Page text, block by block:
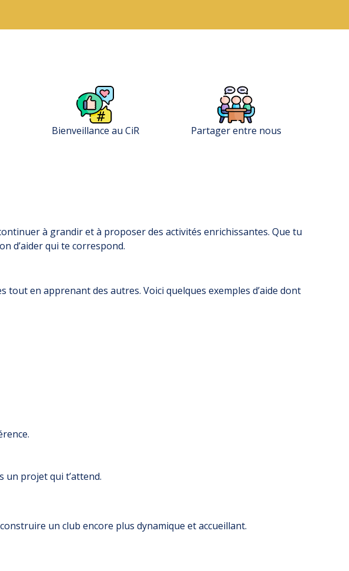
Bienveillance au CiR Partager entre nous
à grandir et à proposer des activités enrichissantes. Que tu
d’aider qui te correspond.
en apprenant des autres. Voici quelques exemples d’aide dont
un projet qui t’attend.
un club encore plus dynamique et accueillant.